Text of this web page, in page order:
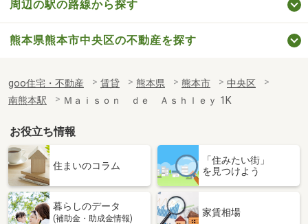
周辺の駅の路線から探す
熊本県熊本市中央区の不動産を探す
goo住宅・不動産 賃貸 熊本県 熊本市
中央区
南熊本駅
Ｍａｉｓｏｎ ｄｅ Ａｓｈｌｅｙ 1K
お役立ち情報
住まいのコラム
「住みたい街」
を見つけよう
暮らしのデータ
(補助金・助成金情報)
家賃相場